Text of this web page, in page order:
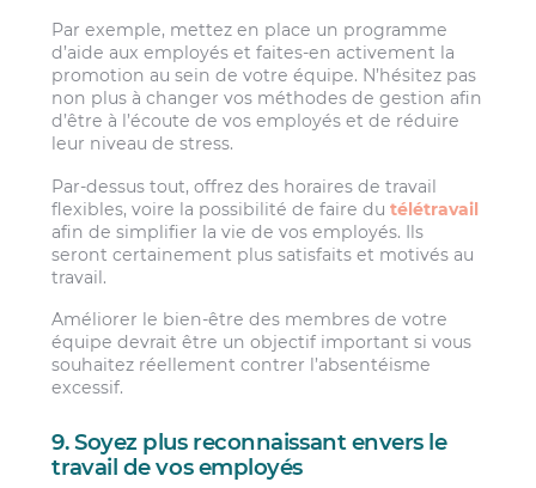
Par exemple, mettez en place un programme
d’aide aux employés et faites-en activement la
promotion au sein de votre équipe. N’hésitez pas
non plus à changer vos méthodes de gestion afin
d’être à l’écoute de vos employés et de réduire
leur niveau de stress.
Par-dessus tout, offrez des horaires de travail
flexibles, voire la possibilité de faire dutélétravail
afin de simplifier la vie de vos employés. Ils
seront certainement plus satisfaits et motivés au
travail.
Améliorer le bien-être des membres de votre
équipe devrait être un objectif important si vous
souhaitez réellement contrer l’absentéisme
excessif.
9. Soyez plus reconnaissant envers le
travail de vos employés